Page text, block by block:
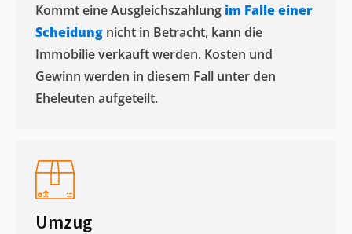
Kommt eine Ausgleichszahlung im Falle einer
Scheidung nicht in Betracht, kann die
Immobilie verkauft werden. Kosten und
Gewinn werden in diesem Fall unter den
Eheleuten aufgeteilt.​
Umzug